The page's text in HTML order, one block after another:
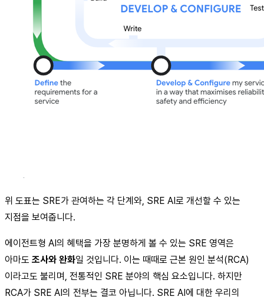
위 도표는 SRE가 관여하는 각 단계와, SRE AI로 개선할 수 있는
지점을 보여줍니다.
에이전트형 AI의 혜택을 가장 분명하게 볼 수 있는 SRE 영역은
아마도 조사와 완화일 것입니다. 이는 때때로 근본 원인 분석(RCA)
이라고도 불리며, 전통적인 SRE 분야의 핵심 요소입니다. 하지만
RCA가 SRE AI의 전부는 결코 아닙니다. SRE AI에 대한 우리의